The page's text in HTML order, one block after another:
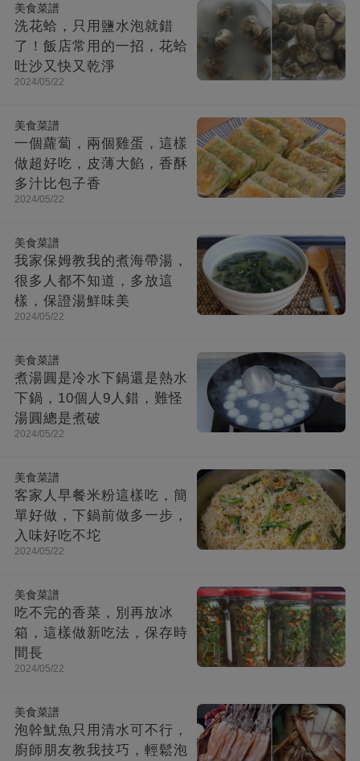
美食菜譜
洗花蛤，只用鹽水泡就錯
了！飯店常用的一招，花蛤
吐沙又快又乾淨
2024/05/22
美食菜譜
一個蘿蔔，兩個雞蛋，這樣
做超好吃，皮薄大餡，香酥
多汁比包子香
2024/05/22
美食菜譜
我家保姆教我的煮海帶湯，
很多人都不知道，多放這
樣，保證湯鮮味美
2024/05/22
美食菜譜
煮湯圓是冷水下鍋還是熱水
下鍋，10個人9人錯，難怪
湯圓總是煮破
2024/05/22
美食菜譜
客家人早餐米粉這樣吃，簡
單好做，下鍋前做多一步，
入味好吃不坨
2024/05/22
美食菜譜
吃不完的香菜，別再放冰
箱，這樣做新吃法，保存時
間長
2024/05/22
美食菜譜
泡幹魷魚只用清水可不行，
廚師朋友教我技巧，輕鬆泡